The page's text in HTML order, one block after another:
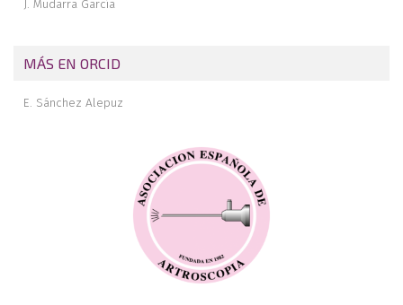
J. Mudarra García
MÁS EN ORCID
E. Sánchez Alepuz